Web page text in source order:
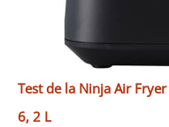
Test de la Ninja Air
6, 2 L